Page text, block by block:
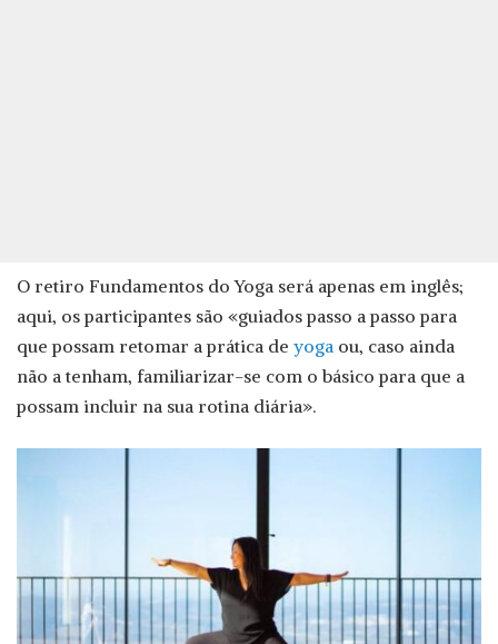
O retiro Fundamentos do Yoga será apenas em inglês;
aqui, os participantes são «guiados passo a passo para
que possam retomar a prática de yoga ou, caso ainda
não a tenham, familiarizar-se com o básico para que a
possam incluir na sua rotina diária».